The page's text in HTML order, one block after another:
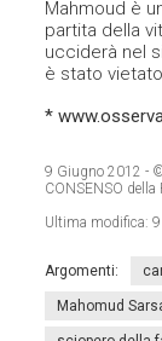
Mahmoud è
partita della
ucciderà nel
è stato
*
9 Giugno 2012 -
CONSENSO
Ultima modifica:
Argomenti:
Mahomud